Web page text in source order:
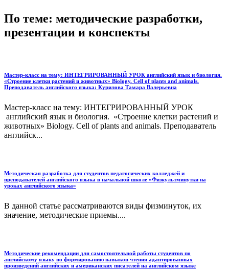
По теме: методические разработки,
презентации и конспекты
Мастер-класс на тему: ИНТЕГРИРОВАННЫЙ УРОК английский язык и биология.
«Строение клетки растений и животных» Biology. Cell of plants and animals.
Преподаватель английского языка: Курилова Тамара Валерьевна
Мастер-класс на тему: ИНТЕГРИРОВАННЫЙ УРОК
английский язык и биология. «Строение клетки растений и
животных» Biology. Cell of plants and animals. Преподаватель
английск...
Методическая разработка для студентов педагогических колледжей и
преподавателей английского языка в начальной школе «Физкультминутки на
уроках английского языка»
В данной статье рассматриваются виды физминуток, их
значение, методические приемы....
Методические рекомендации для самостоятельной работы студентов по
английскому языку по формированию навыков чтения адаптированных
произведений английских и американских писателей на английском языке